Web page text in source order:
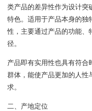
类产品的差异性作为设计突
特色。适用于产品本身的
性，主要通过产品的功能、
径。
产品即有实用性也具有符
群体，能使产品更加的人
求。
二、产地定位